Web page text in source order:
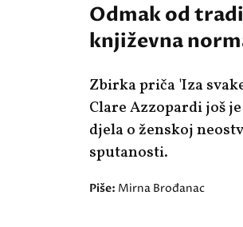
Odmak od
književna
Zbirka priča 'Iza
Clare Azzopardi još
djela o ženskoj
sputanosti.
Piše: Mirna Brođanac